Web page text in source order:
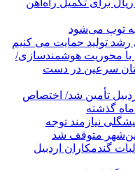
سه هزار و ۵۰۰ میلیارد ریال برای تکمیل راه‌آهن
به توپ می‌شود
تولید حمایت می کنیم
محوریت هوشمندسازی/
سرعین در دست
اردبیل تأمین شد/ اختصاص
نیازمند توجه
مطالبات گندمکاران اردبیل